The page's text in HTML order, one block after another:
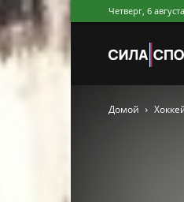
Четверг, 6
Домой